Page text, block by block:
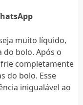
muito líquido,
do bolo. Após o
completamente
do bolo. Esse
inigualável ao